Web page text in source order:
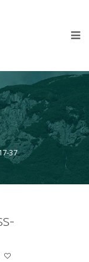
37